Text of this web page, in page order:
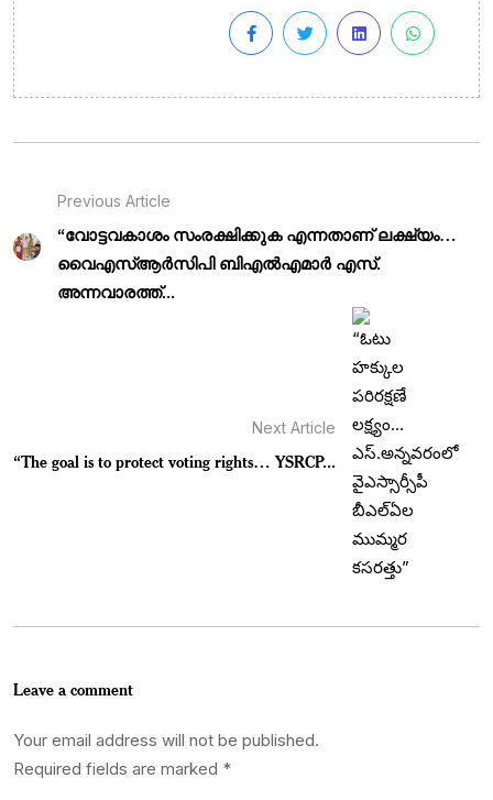
Previous Article
“വോട്ടവകാശം സംരക്ഷിക്കുക എന്നതാണ് ലക്ഷ്യം…
വൈഎസ്ആർസിപി ബിഎൽഎമാർ എസ്.
അന്നവാരത്ത്...
Next Article
“The goal is to protect voting rights… YSRCP...
Leave a comment
Your email address will not be published.
Required fields are marked *